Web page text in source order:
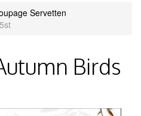
Servetten
Birds